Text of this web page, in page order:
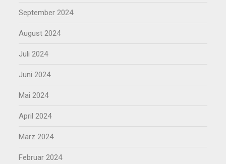
September 2024
August 2024
Juli 2024
Juni 2024
Mai 2024
April 2024
März 2024
Februar 2024